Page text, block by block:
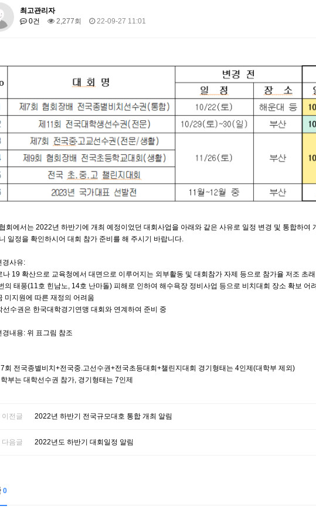
최고관리자
0건
2,277회 22-09-27 11:01
회에서는 2022년 하반기에 개최 예정이었던 대회사업을 아래와 같은 사유로 일정 변경 및 통합하여
일정을 확인하시어 대회 참가 준비를 해 주시기 바랍니다.
경사유:
나 19 확산으로 교육청에서 대면으로 이루어지는 외부활동 및 대회참가 자제 등으로 참가율 저조 초래
의 태풍(11호 힌남노, 14호 난마돌) 피해로 인하여 해수욕장 정비사업 등으로 비치대회 장소 확보 어
미지원에 따른 재정의 어려움
선수권은 한국대학경기연맹 대회와 연계하여 준비 중
경내용: 위 표그림 참조
회 전국종별비치+전국중.고선수권+전국초등대회+챌린지대회 경기형태는 4인제(대학부 제외)
부는 대학선수권 참가, 경기형태는 7인제
이전글 2022년 하반기 전국규모대호 통합 개최 알림
다음글 2022년도 하반기 대회일정 알림
0